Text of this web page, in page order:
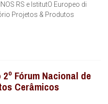
RS e IstitutO Europeo di
Projetos & Produtos
Fórum Nacional de
Cerâmicos